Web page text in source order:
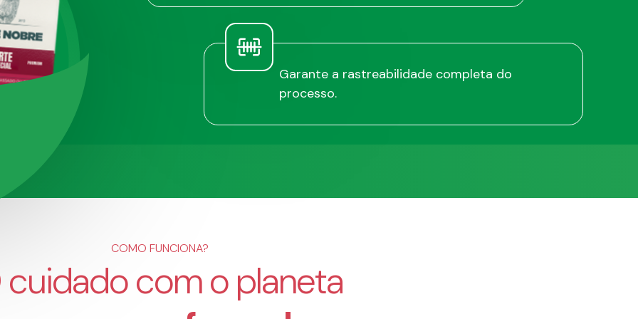
Garante a rastreabilidade completa do
processo.
COMO FUNCIONA?
cuidado com o planeta